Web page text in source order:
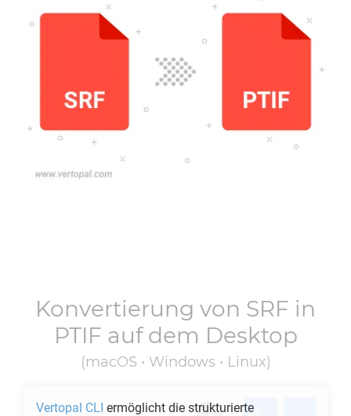
Konvertierung von SRF in
PTIF auf dem Desktop
(macOS • Windows • Linux)
Vertopal CLI ermöglicht die strukturierte